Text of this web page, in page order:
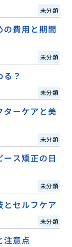
未分類
の費用と期間
未分類
？
未分類
ターケアと美
未分類
ース矯正の日
未分類
とセルフケア
未分類
注意点